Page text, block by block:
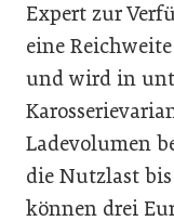
Expert zur
eine
und wird in
Ladevolumen
die Nutzlast
können drei